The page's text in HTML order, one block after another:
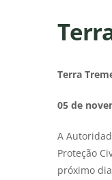
Terra
05 de
A
Proteção
próximo